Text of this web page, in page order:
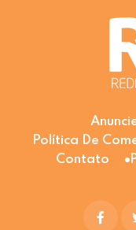
Política De
Contato